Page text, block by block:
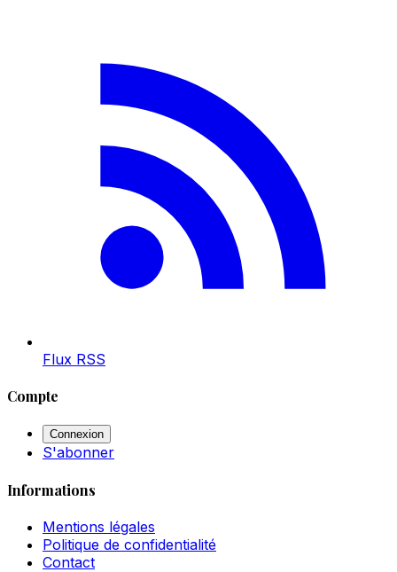
Flux RSS
Compte
Connexion
S'abonner
Informations
Mentions légales
Politique de confidentialité
Contact